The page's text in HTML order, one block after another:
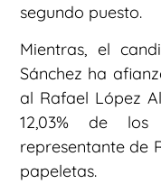
segundo puesto.
Mientras, el
Sánchez ha
al Rafael López
12,03% de
representante de
papeletas.